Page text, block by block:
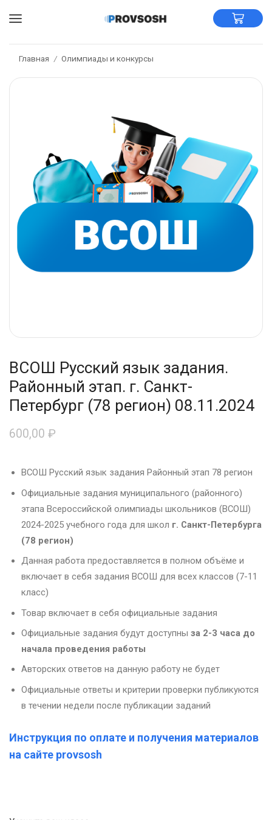
Главная / Олимпиады и конкурсы
ВСОШ Русский язык задания.
Районный этап. г. Санкт-
Петербург (78 регион) 08.11.2024
600,00 ₽
ВСОШ Русский язык задания Районный этап 78 регион
Официальные задания муниципального (районного)
этапа Всероссийской олимпиады школьников (ВСОШ)
2024-2025 учебного года для школ г. Санкт-Петербурга
(78 регион)
Данная работа предоставляется в полном объёме и
включает в себя задания ВСОШ для всех классов (7-11
класс)
Товар включает в себя официальные задания
Официальные задания будут доступны за 2-3 часа до
начала проведения работы
Авторских ответов на данную работу не будет
Официальные ответы и критерии проверки публикуются
в течении недели после публикации заданий
Инструкция по оплате и получения материалов
на сайте provsosh